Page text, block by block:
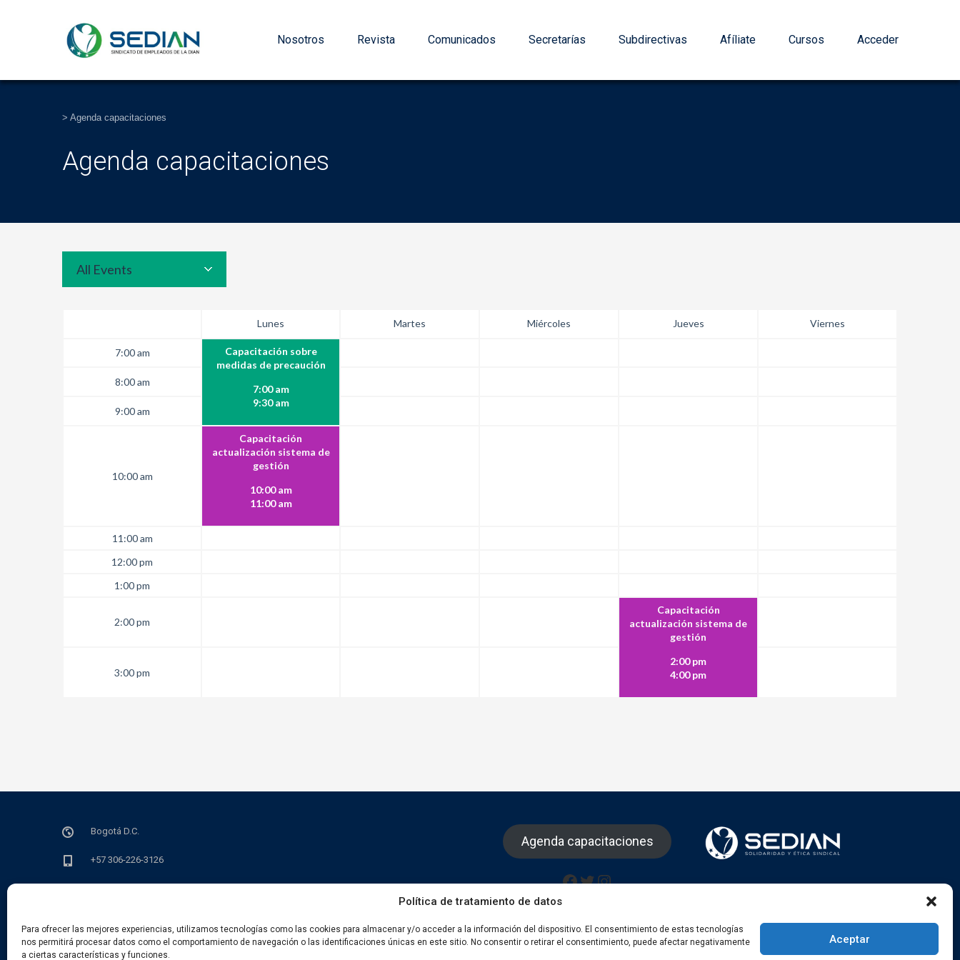
Política de tratamiento de datos
Para ofrecer las mejores experiencias, utilizamos tecnologías como las cookies para almacenar y/o acceder a la información del dispositivo. El consentimiento de estas tecnologías
nos permitirá procesar datos como el comportamiento de navegación o las identificaciones únicas en este sitio. No consentir o retirar el consentimiento, puede afectar negativamente
a ciertas características y funciones.
Aceptar
Nosotros Revista Comunicados Secretarías Subdirectivas Afíliate Cursos Acceder
> Agenda capacitaciones
Agenda capacitaciones
All Events
Lunes Martes Miércoles Jueves Viernes
7:00 am
Capacitación sobre
medidas de precaución
7:00 am
9:30 am
8:00 am
9:00 am
10:00 am
Capacitación
actualización sistema de
gestión
10:00 am
11:00 am
11:00 am
12:00 pm
1:00 pm
2:00 pm
Capacitación
actualización sistema de
gestión
2:00 pm
4:00 pm
3:00 pm
Bogotá D.C.
+57 306-226-3126
Agenda capacitaciones
Facebook
Twitter
Instagram